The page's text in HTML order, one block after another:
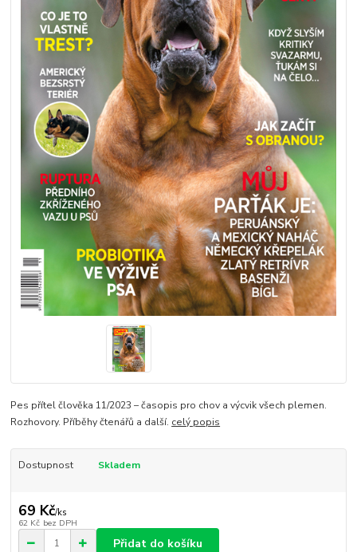
Pes přítel člověka 11/2023 – časopis pro chov a výcvik všech plemen.
Rozhovory. Příběhy čtenářů a další. celý popis
Dostupnost Skladem
69 Kč/ks
62 Kč bez DPH
Přidat do košíku